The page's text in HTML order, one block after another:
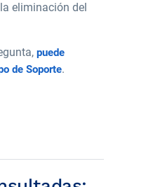
eliminación del
puede
de Soporte.